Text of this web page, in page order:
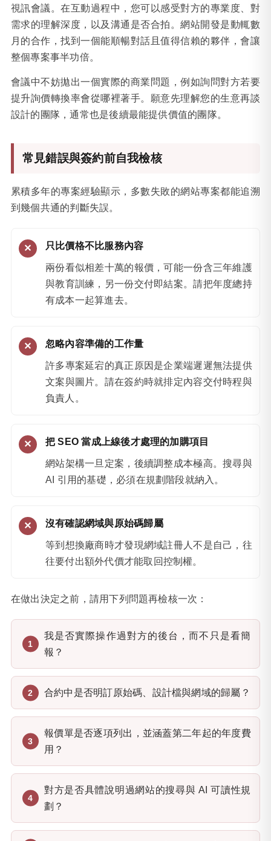
視訊會議。在互動過程中，您可以感受對方的專業度、對
需求的理解深度，以及溝通是否合拍。網站開發是動輒數
月的合作，找到一個能順暢對話且值得信賴的夥伴，會讓
整個專案事半功倍。
會議中不妨拋出一個實際的商業問題，例如詢問對方若要
提升詢價轉換率會從哪裡著手。願意先理解您的生意再談
設計的團隊，通常也是後續最能提供價值的團隊。
常見錯誤與簽約前自我檢核
累積多年的專案經驗顯示，多數失敗的網站專案都能追溯
到幾個共通的判斷失誤。
只比價格不比服務內容
兩份看似相差十萬的報價，可能一份含三年維護
與教育訓練，另一份交付即結案。請把年度總持
有成本一起算進去。
忽略內容準備的工作量
許多專案延宕的真正原因是企業端遲遲無法提供
文案與圖片。請在簽約時就排定內容交付時程與
負責人。
把 SEO 當成上線後才處理的加購項目
網站架構一旦定案，後續調整成本極高。搜尋與
AI 引用的基礎，必須在規劃階段就納入。
沒有確認網域與原始碼歸屬
等到想換廠商時才發現網域註冊人不是自己，往
往要付出額外代價才能取回控制權。
在做出決定之前，請用下列問題再檢核一次：
我是否實際操作過對方的後台，而不只是看簡
報？
合約中是否明訂原始碼、設計檔與網域的歸屬？
報價單是否逐項列出，並涵蓋第二年起的年度費
用？
對方是否具體說明過網站的搜尋與 AI 可讀性規
劃？